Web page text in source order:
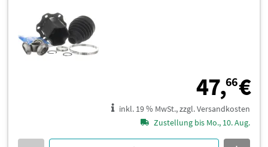
47,66€
inkl. 19 % MwSt., zzgl. Versandkosten
Zustellung bis Mo., 10. Aug.